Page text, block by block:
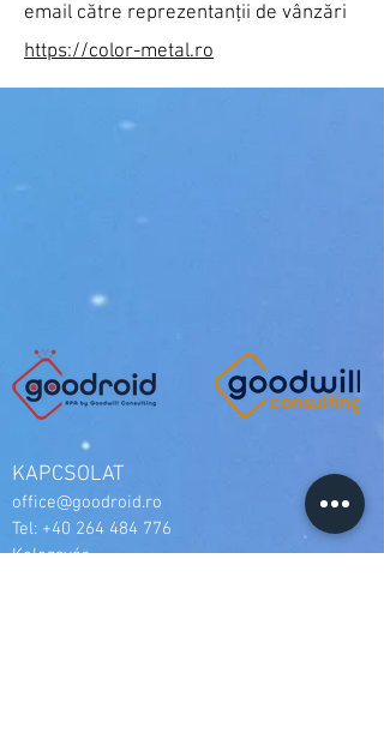
email către reprezentanții de vânzări
https://color-metal.ro
KAPCSOLAT
office@goodroid.ro
Tel: +40 264 484 776
Kolozsvár